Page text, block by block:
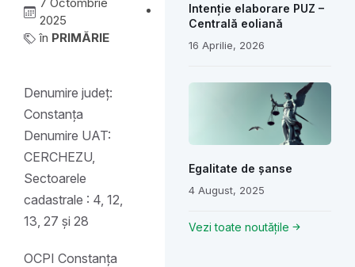
2025
în PRIMĂRIE
Denumire județ:
Constanța
Denumire UAT:
CERCHEZU,
Sectoarele
cadastrale : 4, 12,
13, 27 și 28
OCPI Constanța
Intenție elaborare PUZ –
Centrală eoliană
16 Aprilie, 2026
Egalitate de șanse
4 August, 2025
Vezi toate noutățile